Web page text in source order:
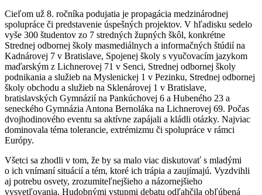
Cieľom už 8. ročníka podujatia je propagácia medzinárodnej
spolupráce či predstavenie úspešných projektov. V hľadisku sedelo
vyše 300 študentov zo 7 stredných župných škôl, konkrétne
Strednej odbornej školy masmediálnych a informačných štúdií na
Kadnárovej 7 v Bratislave, Spojenej školy s vyučovacím jazykom
maďarským z Lichnerovej 71 v Senci, Strednej odbornej školy
podnikania a služieb na Myslenickej 1 v Pezinku, Strednej odbornej
školy obchodu a služieb na Sklenárovej 1 v Bratislave,
bratislavských Gymnázií na Pankúchovej 6 a Hubeného 23 a
seneckého Gymnázia Antona Bernoláka na Lichnerovej 69. Počas
dvojhodinového eventu sa aktívne zapájali a kládli otázky. Najviac
dominovala téma tolerancie, extrémizmu či spolupráce v rámci
Európy.
Všetci sa zhodli v tom, že by sa malo viac diskutovať s mladými
o ich vnímaní situácií a tém, ktoré ich trápia a zaujímajú. Vyzdvihli
aj potrebu osvety, zrozumiteľnejšieho a názornejšieho
vysvetľovania. Hudobnými vstupmi debatu odľahčila obľúbená